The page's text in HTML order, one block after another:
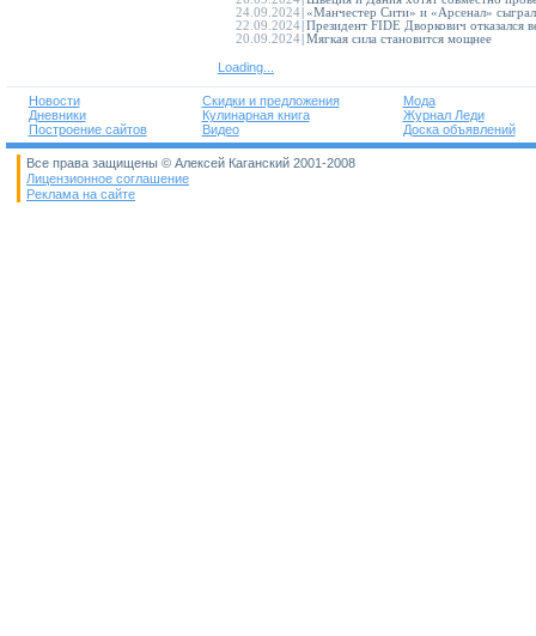
24.09.2024 «Манчестер Сити» и «Арсенал»
22.09.2024 Президент FIDE Дворкович отказался
20.09.2024 Мягкая сила становится мощнее
Loading...
Новости Скидки и предложения
Мода
Дневники
Кулинарная книга
Журнал Леди
Построение сайтов
Видео Доска объявлений
Все права защищены © Алексей Каганский 2001-2008
Лицензионное соглашение
Реклама на сайте